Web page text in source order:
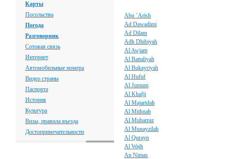
Карты
Посольства
Погода
Разговорник
Сотовая связь
Интернет
Автомобильные номера
Видео страны
Паспорта
История
Культура
Визы, правила въезда
Достопримечательности
Abu `Arish
Ad Dawadimi
Ad Dilam
Adh Dhibiyah
Al Awjam
Al Battaliyah
Al Bukayriyah
Al Hufuf
Al Jumum
Al Khafji
Al Majaridah
Al Mithnab
Al Mubarraz
Al Munayzilah
Al Qurayn
Al Wajh
An Nimas